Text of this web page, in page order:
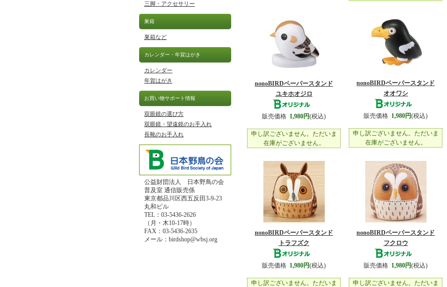
三脚・アクセサリー
巣箱
巣箱など
カレンダー・年賀はがき
カレンダー
年賀はがき
お買い物サポート情報
双眼鏡の選び方
双眼鏡・望遠鏡のお手入れ
長靴のお手入れ
公益財団法人 日本野鳥の会
普及室 通信販売係
東京都品川区西五反田3-9-23
丸和ビル
TEL：03-5436-2626
（月・木10-17時）
FAX：03-5436-2635
メール：birdshop@wbsj.org
nonoBIRDペーパースタンド
ユキホオジロ
販売価格 1,980円(税込)
申し訳ございません。ただいま
在庫がございません。
nonoBIRDペーパースタンド
オオワシ
販売価格 1,980円(税込)
申し訳ございません。ただいま
在庫がございません。
nonoBIRDペーパースタンド
トラフズク
販売価格 1,980円(税込)
申し訳ございません。ただいま
nonoBIRDペーパースタンド
フクロウ
販売価格 1,980円(税込)
申し訳ございません。ただいま